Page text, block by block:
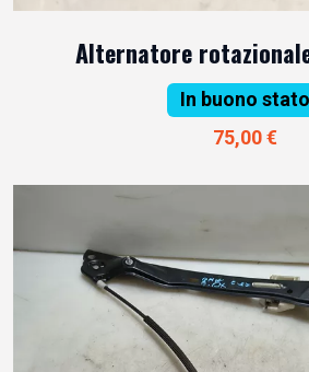
Alternatore
In buono stato
75,00 €